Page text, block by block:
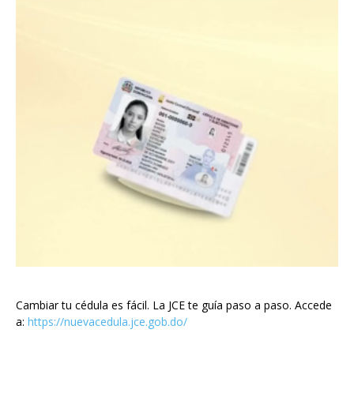
Cambiar tu cédula es fácil. La JCE te guía paso a paso. Accede
a: https://nuevacedula.jce.gob.do/